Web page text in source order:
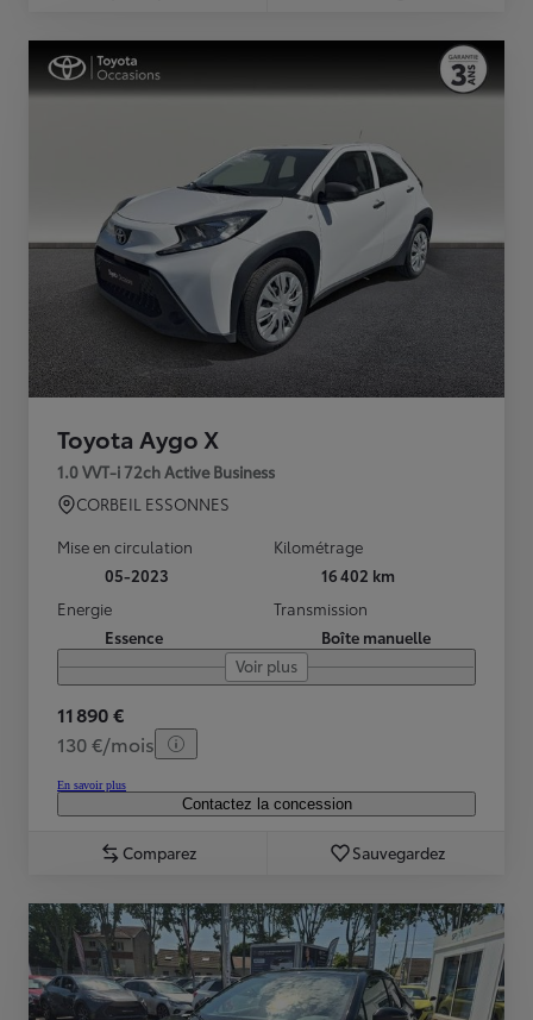
Toyota Aygo X
1.0 VVT-i 72ch Active Business
CORBEIL ESSONNES
Mise en circulation
05-2023
Kilométrage
16 402 km
Energie
Essence
Transmission
Boîte manuelle
Voir plus
11 890 €
130 €/mois
En savoir plus
Contactez la concession
Comparez Sauvegardez